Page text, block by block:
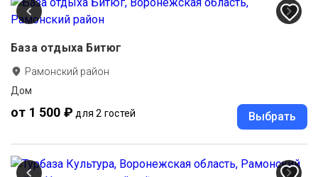
База отдыха Битюг
Рамонский район
Дом
от 1 500 ₽ для 2 гостей Выбрать